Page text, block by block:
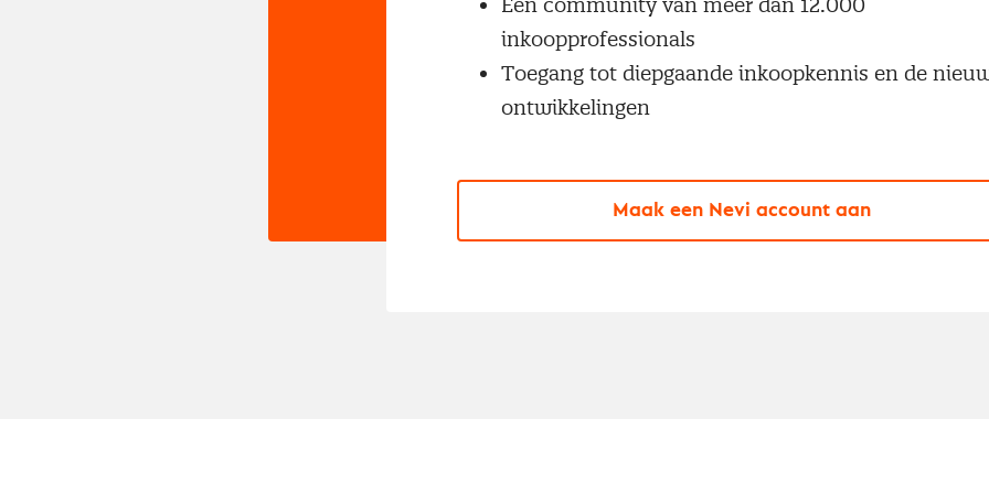
inkoopprofessionals
Toegang tot diepgaande inkoopkennis en de
ontwikkelingen
Maak een Nevi account aan